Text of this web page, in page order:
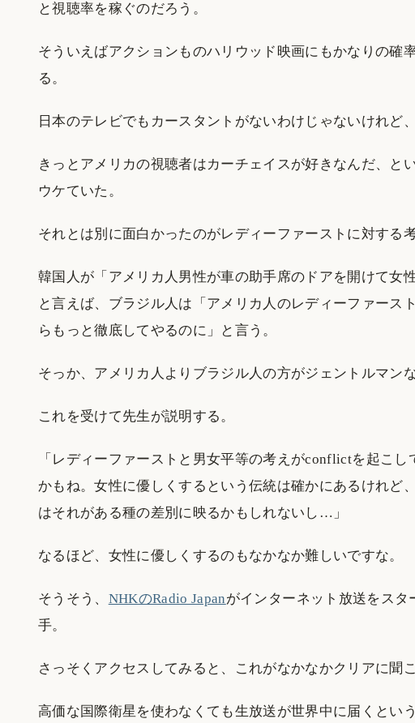
と視聴率を稼ぐのだろう。
そういえばアクションものハリウッド映画にもかなりの確
る。
日本のテレビでもカースタントがないわけじゃないけれど
きっとアメリカの視聴者はカーチェイスが好きなんだ、と
ウケていた。
それとは別に面白かったのがレディーファーストに対する考
韓国人が「アメリカ人男性が車の助手席のドアを開けて女
と言えば、ブラジル人は「アメリカ人のレディーファース
らもっと徹底してやるのに」と言う。
そっか、アメリカ人よりブラジル人の方がジェントルマンな
これを受けて先生が説明する。
「レディーファーストと男女平等の考えがconflictを起こ
かもね。女性に優しくするという伝統は確かにあるけれど
はそれがある種の差別に映るかもしれないし…」
なるほど、女性に優しくするのもなかなか難しいですな。
そうそう、 NHKのRadio Japanがインターネット放送をスタ
手。
さっそくアクセスしてみると、これがなかなかクリアに聞
高価な国際衛星を使わなくても生放送が世界中に届くとい